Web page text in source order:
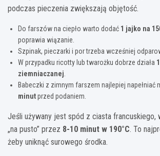
podczas pieczenia zwiększają objętość.
Do farszów na ciepło warto dodać 1 jajko na
poprawia wiązanie.
Szpinak, pieczarki i por trzeba wcześniej
W przypadku ricotty lub twarożku dobrze działa
ziemniaczanej
Babeczki z zimnym farszem najlepiej napełniać
minutprzed podaniem.
Jeśli używany jest spód z ciasta francuskiego,
„na pusto” przez 8-10 minut w 190°C. To
żeby uniknąć surowego środka.